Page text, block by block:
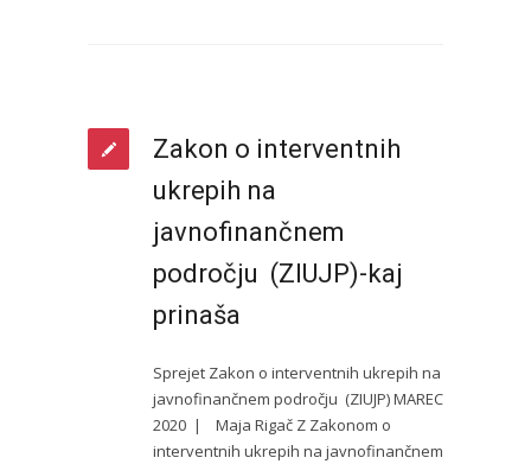
Zakon o interventnih
ukrepih na
javnofinančnem
področju (ZIUJP)-kaj
prinaša
Sprejet Zakon o interventnih ukrepih na
javnofinančnem področju (ZIUJP) MAREC
2020 | Maja Rigač Z Zakonom o
interventnih ukrepih na javnofinančnem